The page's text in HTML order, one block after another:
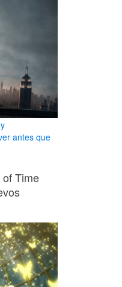
antes que
Time